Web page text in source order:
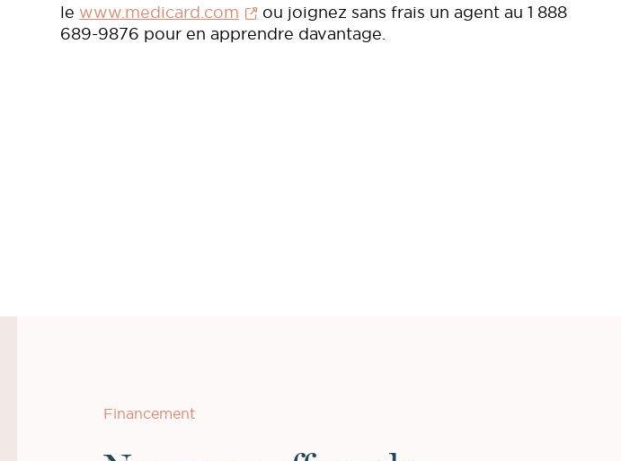
le www.medicard.com
ou joignez sans frais un agent au 1 888
689-9876 pour en apprendre davantage.
Financement